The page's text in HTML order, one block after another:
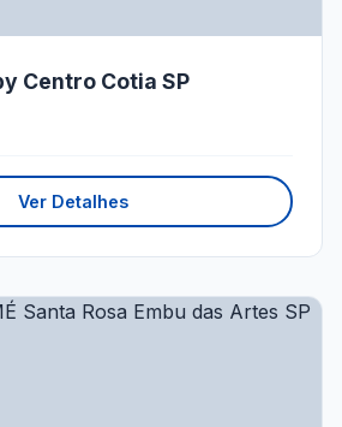
Centro Cotia SP
Ver Detalhes